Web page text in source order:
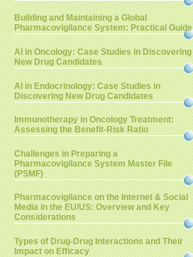
Building and Maintaining a Global
Pharmacovigilance System: Practical Guide
AI in Oncology: Case Studies in Discovering
New Drug Candidates
AI in Endocrinology: Case Studies in
Discovering New Drug Candidates
Immunotherapy in Oncology Treatment:
Assessing the Benefit-Risk Ratio
Challenges in Preparing a
Pharmacovigilance System Master File
(PSMF)
Pharmacovigilance on the Internet & Social
Media in the EU/US: Overview and Key
Considerations
Types of Drug-Drug Interactions and Their
Impact on Efficacy